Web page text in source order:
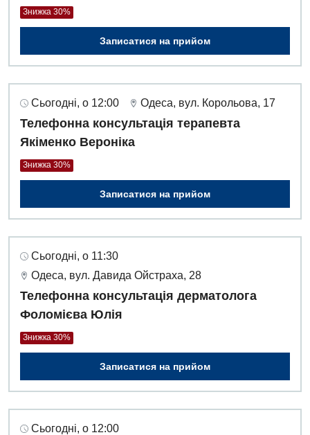
Знижка 30%
Записатися на прийом
Сьогодні, о 12:00 Одеса, вул. Корольова, 17
Телефонна консультація терапевта
Якіменко Вероніка
Знижка 30%
Записатися на прийом
Сьогодні, о 11:30
Одеса, вул. Давида Ойстраха, 28
Телефонна консультація дерматолога
Фоломієва Юлія
Знижка 30%
Записатися на прийом
Сьогодні, о 12:00